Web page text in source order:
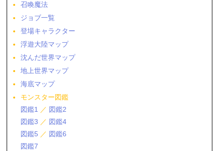
召喚魔法
ジョブ一覧
登場キャラクター
浮遊大陸マップ
沈んだ世界マップ
地上世界マップ
海底マップ
モンスター図鑑
図鑑1 ／ 図鑑2
図鑑3 ／ 図鑑4
図鑑5 ／ 図鑑6
図鑑7